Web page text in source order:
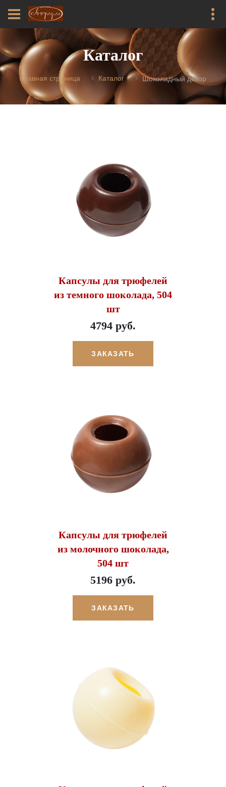
Каталог
Главная страница Каталог Шоколадный декор
Капсулы для трюфелей
из темного шоколада, 504
шт
4794 руб.
ЗАКАЗАТЬ
Капсулы для трюфелей
из молочного шоколада,
504 шт
5196 руб.
ЗАКАЗАТЬ